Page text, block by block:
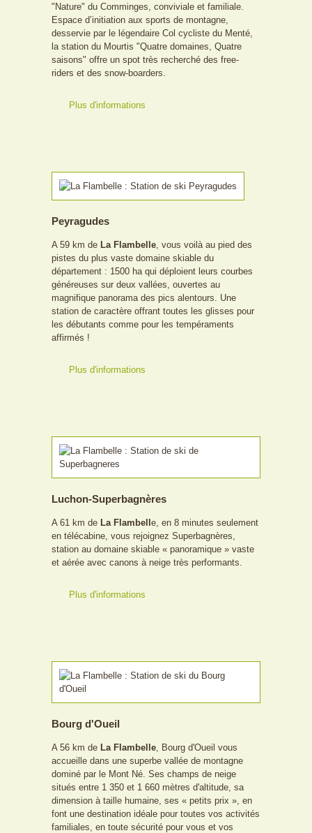
"Nature" du Comminges, conviviale et familiale.
Espace d’initiation aux sports de montagne,
desservie par le légendaire Col cycliste du Menté,
la station du Mourtis "Quatre domaines, Quatre
saisons" offre un spot très recherché des free-
riders et des snow-boarders.
Plus d'informations
Peyragudes
A 59 km de La Flambelle , vous voilà au pied des
pistes du plus vaste domaine skiable du
département : 1500 ha qui déploient leurs courbes
généreuses sur deux vallées, ouvertes au
magnifique panorama des pics alentours. Une
station de caractère offrant toutes les glisses pour
les débutants comme pour les tempéraments
affirmés !
Plus d'informations
Luchon-Superbagnères
A 61 km de La Flambelle, en 8 minutes seulement
en télécabine, vous rejoignez Superbagnères,
station au domaine skiable « panoramique » vaste
et aérée avec canons à neige très performants.
Plus d'informations
Bourg d'Oueil
A 56 km de La Flambelle , Bourg d'Oueil vous
accueille dans une superbe vallée de montagne
dominé par le Mont Né. Ses champs de neige
situés entre 1 350 et 1 660 mètres d'altitude, sa
dimension à taille humaine, ses « petits prix », en
font une destination idéale pour toutes vos activités
familiales, en toute sécurité pour vous et vos